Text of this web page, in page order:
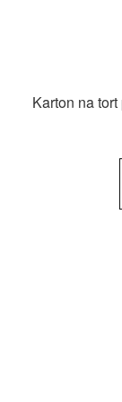
Karton na